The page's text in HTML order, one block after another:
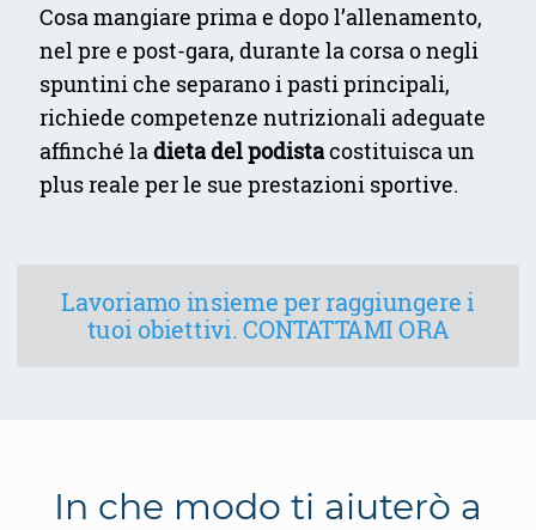
Cosa mangiare prima e dopo l’allenamento,
nel pre e post-gara, durante la corsa o negli
spuntini che separano i pasti principali,
richiede competenze nutrizionali adeguate
affinché ladieta del podistacostituisca un
plus reale per le sue prestazioni sportive.
Lavoriamo insieme per raggiungere i
tuoi obiettivi. CONTATTAMI ORA
In che modo ti aiuterò a